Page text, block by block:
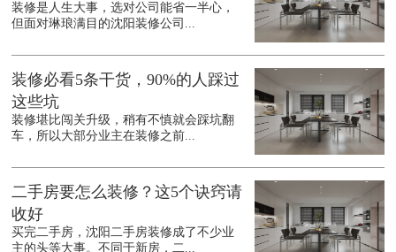
装修是人生大事，选对公司能省一半心，
但面对琳琅满目的沈阳装修公司...
装修必看5条干货，90%的人踩过
这些坑
装修堪比闯关升级，稍有不慎就会踩坑翻
车，所以大部分业主在装修之前...
二手房要怎么装修？这5个诀窍请
收好
买完二手房，沈阳二手房装修成了不少业
主的头等大事。不同于新房，二...